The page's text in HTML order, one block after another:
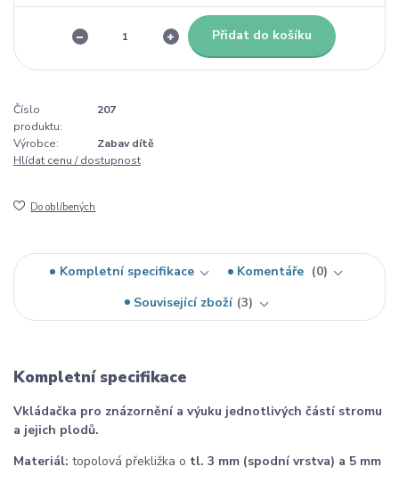
Přidat do košíku
Číslo
produktu:
207
Výrobce:
Zabav dítě
Hlídat cenu / dostupnost
Do oblíbených
Kompletní specifikace Komentáře
0
Související zboží 3
Kompletní specifikace
Vkládačka pro znázornění a výuku jednotlivých částí stromu
a jejich plodů.
Materiál: topolová překližka o tl. 3 mm (spodní vrstva) a 5 mm